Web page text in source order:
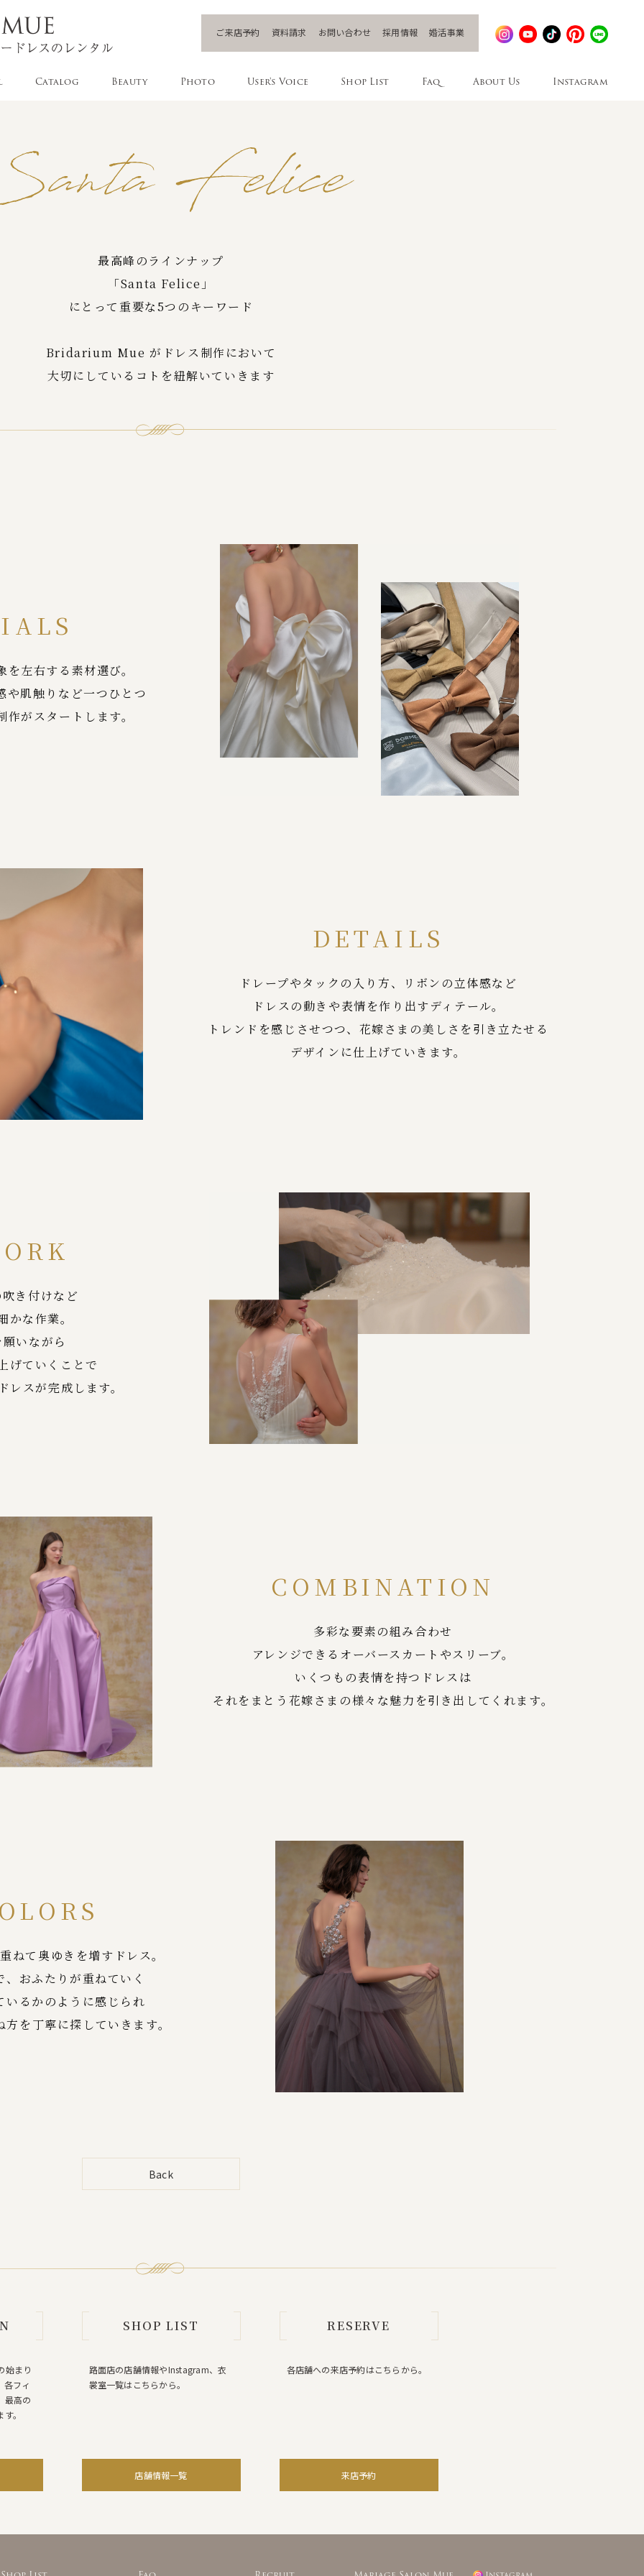
Catalog Beauty Photo User's Voice Shop List Faq About Us Instagram
ご来店予約 資料請求 お問い合わせ 採用情報 婚活事業
最高峰のラインナップ
「Santa Felice」
にとって重要な5つのキーワード
Bridarium Mue がドレス制作において
大切にしているコトを紐解いていきます
左右する素材選び。
や肌触りなど一つひとつ
がスタートします。
DETAILS
ドレープやタックの入り方、リボンの立体感など
ドレスの動きや表情を作り出すディテール。
トレンドを感じさせつつ、花嫁さまの美しさを引き立たせる
デザインに仕上げていきます。
き付けなど
かな作業。
いながら
げていくことで
スが完成します。
COMBINATION
多彩な要素の組み合わせ
アレンジできるオーバースカートやスリーブ。
いくつもの表情を持つドレスは
それをまとう花嫁さまの様々な魅力を引き出してくれます。
ねて奥ゆきを増すドレス。
、おふたりが重ねていく
いるかのように感じられ
を丁寧に探していきます。
Back
始まり
各フィ
最高の
。
SHOP LIST
路面店の店舗情報やInstagram、衣
裳室一覧はこちらから。
店舗情報一覧
RESERVE
各店舗への来店予約はこちらから。
来店予約